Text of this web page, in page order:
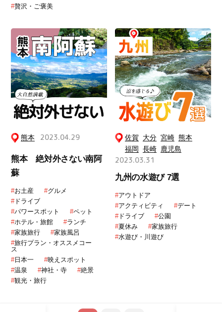
#贅沢・ご褒美
熊本 2023.04.29
熊本 絶対外さない南阿
蘇
#お土産 #グルメ
#ドライブ
#パワースポット #ペット
#ホテル・旅館 #ランチ
#家族旅行 #家族風呂
#旅行プラン・オススメコー
ス
#日本一 #映えスポット
#温泉 #神社・寺 #絶景
#観光・旅行
佐賀 大分 宮崎 熊本
福岡 長崎 鹿児島
2023.03.31
九州の水遊び 7選
#アウトドア
#アクティビティ #デート
#ドライブ #公園
#夏休み #家族旅行
#水遊び・川遊び